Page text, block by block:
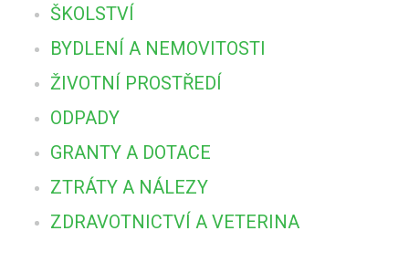
ŠKOLSTVÍ
BYDLENÍ A NEMOVITOSTI
ŽIVOTNÍ PROSTŘEDÍ
ODPADY
GRANTY A DOTACE
ZTRÁTY A NÁLEZY
ZDRAVOTNICTVÍ A VETERINA